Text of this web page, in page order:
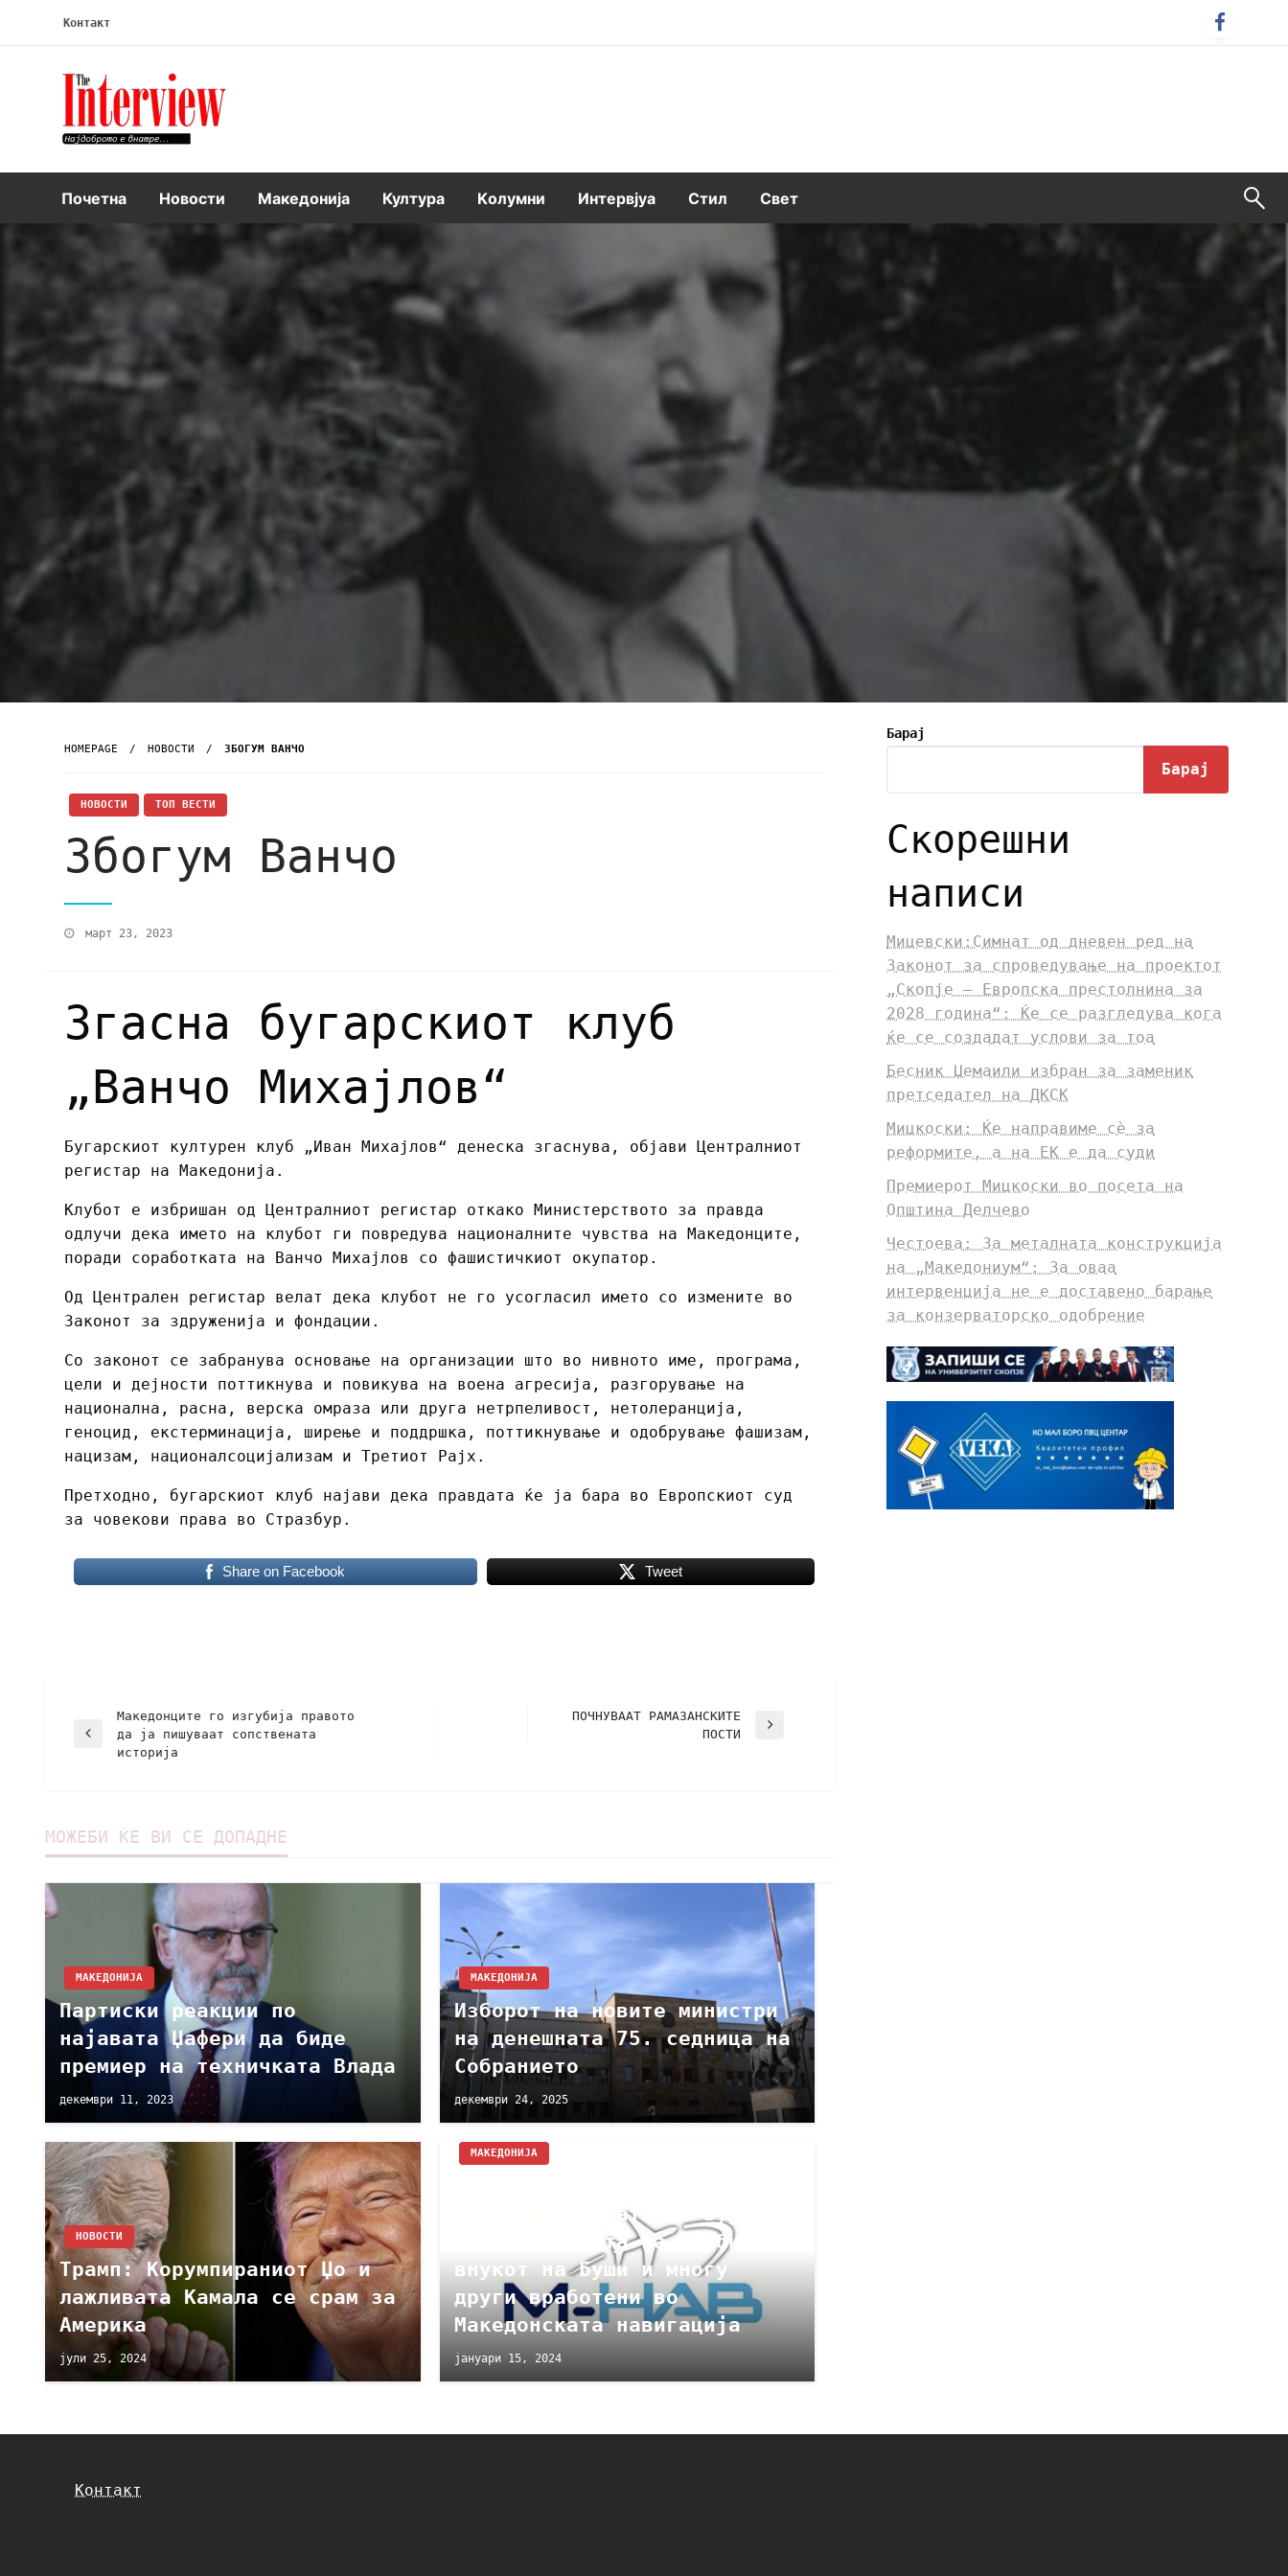
Контакт
Интервју
Почетна Новости Македонија Култура Kолумни Интервјуа Стил Свет
HOMEPAGE НОВОСТИ ЗБОГУМ ВАНЧО
НОВОСТИ ТОП ВЕСТИ
Збогум Ванчо
март 23, 2023
Згасна бугарскиот клуб
„Ванчо Михајлов“
Бугарскиот културен клуб „Иван Михајлов“ денеска згаснува, објави Централниот
регистар на Македонија.
Клубот е избришан од Централниот регистар откако Министерството за правда
одлучи дека името на клубот ги повредува националните чувства на Македонците,
поради соработката на Ванчо Михајлов со фашистичкиот окупатор.
Од Централен регистар велат дека клубот не го усогласил името со измените во
Законот за здруженија и фондации.
Со законот се забранува основање на организации што во нивното име, програма,
цели и дејности поттикнува и повикува на воена агресија, разгорување на
национална, расна, верска омраза или друга нетрпеливост, нетолеранција,
геноцид, екстерминација, ширење и поддршка, поттикнување и одобрување фашизам,
нацизам, националсоцијализам и Третиот Рајх.
Претходно, бугарскиот клуб најави дека правдата ќе ја бара во Европскиот суд
за човекови права во Стразбур.
Share on Facebook Tweet
Македонците го изгубија правото
да ја пишуваат сопствената
историја
ПОЧНУВААТ РАМАЗАНСКИТЕ
ПОСТИ
МОЖЕБИ ЌЕ ВИ СЕ ДОПАДНЕ
МАКЕДОНИЈА
Партиски реакции по
најавата Џафери да биде
премиер на техничката Влада
декември 11, 2023
МАКЕДОНИЈА
Изборот на новите министри
на денешната 75. седница на
Собранието
декември 24, 2025
НОВОСТИ
Tрамп: Kорумпираниот Џо и
лажливата Камала се срам за
Америка
јули 25, 2024
МАКЕДОНИЈА
на ДУИ, сестрата на Бујар
Османи, снаата на Груби,
внукот на Буши и многу
други вработени во
Македонската навигација
јануари 15, 2024
Барај
Барај
Скорешни
написи
Мицевски:Симнат од дневен ред на
Законот за спроведување на проектот
„Скопје – Европска престолнина за
2028 година“: Ќе се разгледува кога
ќе се создадат услови за тоа
Бесник Џемаили избран за заменик
претседател на ДКСК
Мицкоски: Ќе направиме сè за
реформите, а на ЕК е да суди
Премиерот Мицкоски во посета на
Општина Делчево
Честоева: За металната конструкција
на „Македониум“: За оваа
интервенција не е доставено барање
за конзерваторско одобрение
Контакт